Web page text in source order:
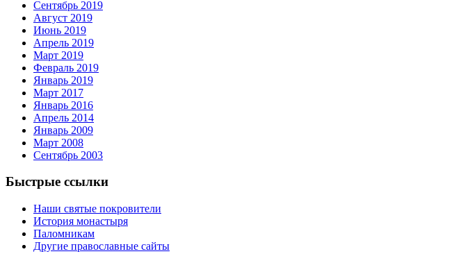
Сентябрь 2019
Август 2019
Июнь 2019
Апрель 2019
Март 2019
Февраль 2019
Январь 2019
Март 2017
Январь 2016
Апрель 2014
Январь 2009
Март 2008
Сентябрь 2003
Быстрые ссылки
Наши святые покровители
История монастыря
Паломникам
Другие православные сайты